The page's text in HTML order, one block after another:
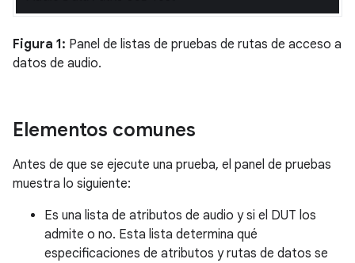
Figura 1: Panel de listas de pruebas de rutas de acceso a
datos de audio.
Elementos comunes
Antes de que se ejecute una prueba, el panel de pruebas
muestra lo siguiente:
Es una lista de atributos de audio y si el DUT los
admite o no. Esta lista determina qué
especificaciones de atributos y rutas de datos se